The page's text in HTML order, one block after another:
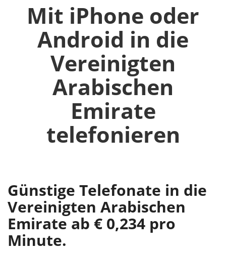
Mit iPhone oder
Android in die
Vereinigten
Arabischen
Emirate
telefonieren
Günstige Telefonate in die
Vereinigten Arabischen
Emirate ab € 0,234 pro
Minute.